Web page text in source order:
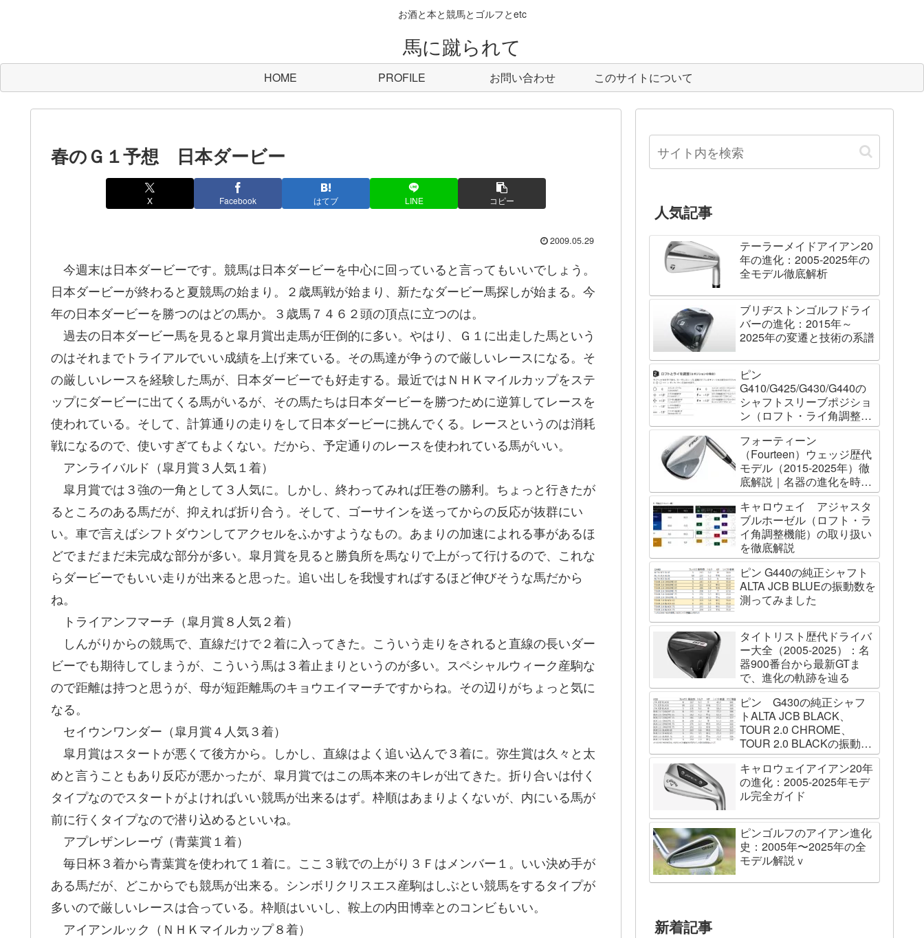
お酒と本と競馬とゴルフとetc
馬に蹴られて
HOME PROFILE お問い合わせ このサイトについて
春のＧ１予想 日本ダービー
X Facebook はてブ LINE コピー
2009.05.29
今週末は日本ダービーです。競馬は日本ダービーを中心に回っていると言ってもいいでしょう。
日本ダービーが終わると夏競馬の始まり。２歳馬戦が始まり、新たなダービー馬探しが始まる。今
年の日本ダービーを勝つのはどの馬か。３歳馬７４６２頭の頂点に立つのは。
過去の日本ダービー馬を見ると皐月賞出走馬が圧倒的に多い。やはり、Ｇ１に出走した馬という
のはそれまでトライアルでいい成績を上げ来ている。その馬達が争うので厳しいレースになる。そ
の厳しいレースを経験した馬が、日本ダービーでも好走する。最近ではＮＨＫマイルカップをステ
ップにダービーに出てくる馬がいるが、その馬たちは日本ダービーを勝つために逆算してレースを
使われている。そして、計算通りの走りをして日本ダービーに挑んでくる。レースというのは消耗
戦になるので、使いすぎてもよくない。だから、予定通りのレースを使われている馬がいい。
アンライバルド（皐月賞３人気１着）
皐月賞では３強の一角として３人気に。しかし、終わってみれば圧巻の勝利。ちょっと行きたが
るところのある馬だが、抑えれば折り合う。そして、ゴーサインを送ってからの反応が抜群にい
い。車で言えばシフトダウンしてアクセルをふかすようなもの。あまりの加速によれる事があるほ
どでまだまだ未完成な部分が多い。皐月賞を見ると勝負所を馬なりで上がって行けるので、これな
らダービーでもいい走りが出来ると思った。追い出しを我慢すればするほど伸びそうな馬だから
ね。
トライアンフマーチ（皐月賞８人気２着）
しんがりからの競馬で、直線だけで２着に入ってきた。こういう走りをされると直線の長いダー
ビーでも期待してしまうが、こういう馬は３着止まりというのが多い。スペシャルウィーク産駒な
ので距離は持つと思うが、母が短距離馬のキョウエイマーチですからね。その辺りがちょっと気に
なる。
セイウンワンダー（皐月賞４人気３着）
皐月賞はスタートが悪くて後方から。しかし、直線はよく追い込んで３着に。弥生賞は久々と太
めと言うこともあり反応が悪かったが、皐月賞ではこの馬本来のキレが出てきた。折り合いは付く
タイプなのでスタートがよければいい競馬が出来るはず。枠順はあまりよくないが、内にいる馬が
前に行くタイプなので潜り込めるといいね。
アプレザンレーヴ（青葉賞１着）
毎日杯３着から青葉賞を使われて１着に。ここ３戦での上がり３Ｆはメンバー１。いい決め手が
ある馬だが、どこからでも競馬が出来る。シンボリクリスエス産駒はしぶとい競馬をするタイプが
多いので厳しいレースは合っている。枠順はいいし、鞍上の内田博幸とのコンビもいい。
アイアンルック（ＮＨＫマイルカップ８着）
人気記事
テーラーメイドアイアン20
年の進化：2005-2025年の
全モデル徹底解析
ブリヂストンゴルフドライ
バーの進化：2015年～
2025年の変遷と技術の系譜
ピン
G410/G425/G430/G440の
シャフトスリーブポジショ
ン（ロフト・ライ角調整機
能）について
フォーティーン
（Fourteen）ウェッジ歴代
モデル（2015-2025年）徹
底解説｜名器の進化を時系
列で辿る
キャロウェイ アジャスタ
ブルホーゼル（ロフト・ラ
イ角調整機能）の取り扱い
を徹底解説
ピン G440の純正シャフト
ALTA JCB BLUEの振動数を
測ってみました
タイトリスト歴代ドライバ
ー大全（2005-2025）：名
器900番台から最新GTま
で、進化の軌跡を辿る
ピン G430の純正シャフ
トALTA JCB BLACK、
TOUR 2.0 CHROME、
TOUR 2.0 BLACKの振動数
を測ってみました
キャロウェイアイアン20年
の進化：2005-2025年モデ
ル完全ガイド
ピンゴルフのアイアン進化
史：2005年〜2025年の全
モデル解説ｖ
新着記事